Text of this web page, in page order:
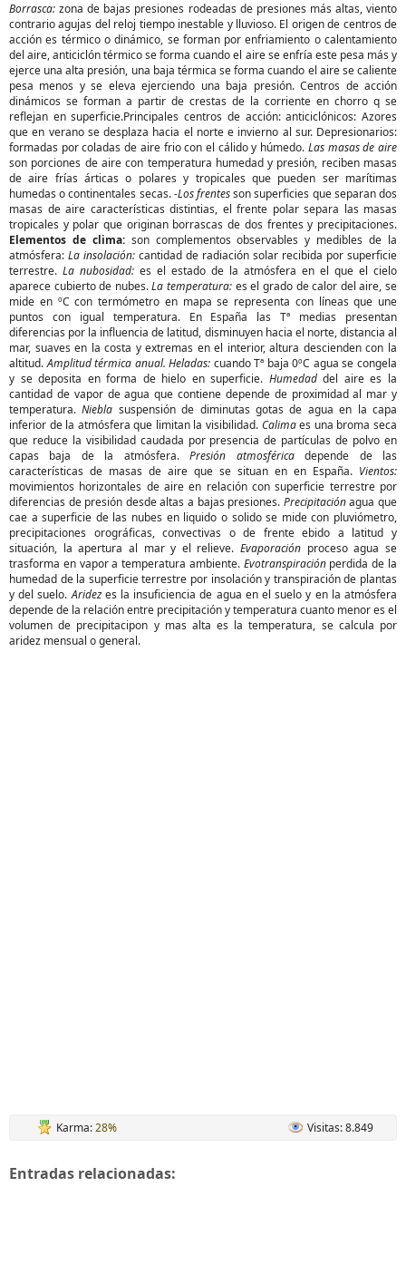
Borrasca:zona de bajas presiones rodeadas de presiones más altas, viento
contrario agujas del reloj tiempo inestable y lluvioso. El origen de centros de
acción es térmico o dinámico, se forman por enfriamiento o calentamiento
del aire, anticiclón térmico se forma cuando el aire se enfría este pesa más y
ejerce una alta presión, una baja térmica se forma cuando el aire se caliente
pesa menos y se eleva ejerciendo una baja presión. Centros de acción
dinámicos se forman a partir de crestas de la corriente en chorro q se
reflejan en superficie.Principales centros de acción: anticiclónicos: Azores
que en verano se desplaza hacia el norte e invierno al sur. Depresionarios:
formadas por coladas de aire frio con el cálido y húmedo. Las masas de aire
son porciones de aire con temperatura humedad y presión, reciben masas
de aire frías árticas o polares y tropicales que pueden ser marítimas
humedas o continentales secas. -Los frentesson superficies que separan dos
masas de aire características distintias, el frente polar separa las masas
tropicales y polar que originan borrascas de dos frentes y precipitaciones.
Elementos de clima: son complementos observables y medibles de la
atmósfera: La insolación: cantidad de radiación solar recibida por superficie
terrestre. La nubosidad: es el estado de la atmósfera en el que el cielo
aparece cubierto de nubes.La temperatura: es el grado de calor del aire, se
mide en ºC con termómetro en mapa se representa con líneas que une
puntos con igual temperatura. En España las Tª medias presentan
diferencias por la influencia de latitud, disminuyen hacia el norte, distancia al
mar, suaves en la costa y extremas en el interior, altura descienden con la
altitud.Amplitud térmica anual. Heladas: cuando Tª baja 0ºC agua se congela
y se deposita en forma de hielo en superficie. Humedaddel aire es la
cantidad de vapor de agua que contiene depende de proximidad al mar y
temperatura.Niebla suspensión de diminutas gotas de agua en la capa
inferior de la atmósfera que limitan la visibilidad. Calimaes una broma seca
que reduce la visibilidad caudada por presencia de partículas de polvo en
capas baja de la atmósfera.Presión atmosféricadepende de las
características de masas de aire que se situan en en España. Vientos:
movimientos horizontales de aire en relación con superficie terrestre por
diferencias de presión desde altas a bajas presiones. Precipitaciónagua que
cae a superficie de las nubes en liquido o solido se mide con pluviómetro,
precipitaciones orográficas, convectivas o de frente ebido a latitud y
situación, la apertura al mar y el relieve.Evaporación proceso agua se
trasforma en vapor a temperatura ambiente. Evotranspiración perdida de la
humedad de la superficie terrestre por insolación y transpiración de plantas
y del suelo.Aridezes la insuficiencia de agua en el suelo y en la atmósfera
depende de la relación entre precipitación y temperatura cuanto menor es el
volumen de precipitacipon y mas alta es la temperatura, se calcula por
aridez mensual o general.
Karma:28% Visitas: 8.849
Entradas relacionadas: